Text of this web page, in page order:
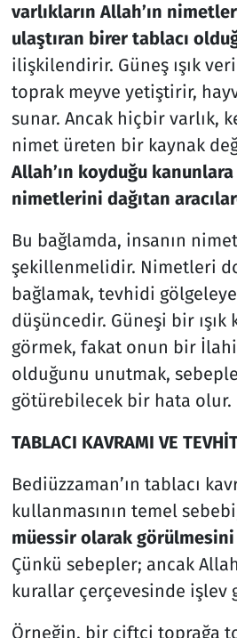
varlıkların Allah’ın
ulaştıran birer tablacı
ilişkilendirir. Güneş ışık
toprak meyve yetiştirir,
sunar. Ancak hiçbir varlık,
nimet üreten bir kaynak
Allah’ın koyduğu
nimetlerini dağıtan
Bu bağlamda, insanın
şekillenmelidir. Nimetleri
bağlamak, tevhidi
düşüncedir. Güneşi bir ışık
görmek, fakat onun bir İlahi
olduğunu unutmak,
götürebilecek bir hata olur.
TABLACI KAVRAMI VE
Bediüzzaman’ın tablacı
kullanmasının temel
müessir olarak
Çünkü sebepler; ancak
kurallar çerçevesinde işlev
Örneğin, bir çiftçi toprağa